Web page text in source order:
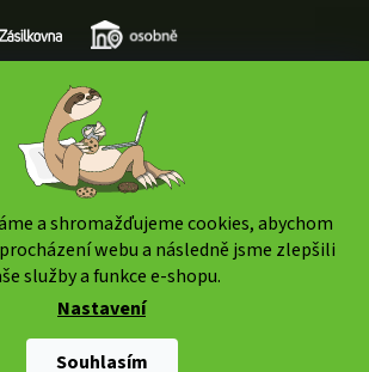
a shromažďujeme cookies, abychom
webu a následně jsme zlepšili
služby a funkce e-shopu.
Nastavení
Souhlasím
www.weedshop.cz
Upravit nastavení cookies